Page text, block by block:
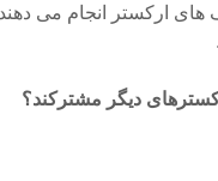
های ارکستر انجام می
دیگر مشترکند؟